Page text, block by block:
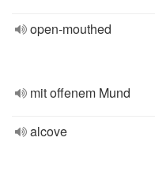
open-mouthed
mit offenem Mund
alcove